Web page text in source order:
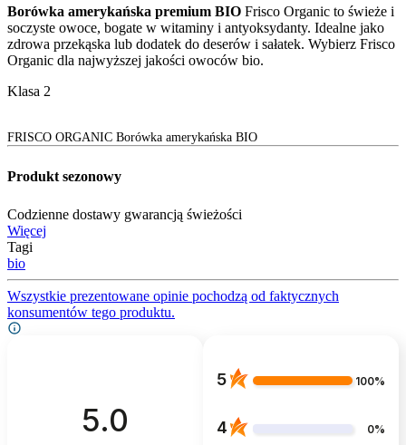
Borówka amerykańska premium BIO Frisco Organic to świeże i
soczyste owoce, bogate w witaminy i antyoksydanty. Idealne jako
zdrowa przekąska lub dodatek do deserów i sałatek. Wybierz Frisco
Organic dla najwyższej jakości owoców bio.
Klasa 2
FRISCO ORGANIC Borówka amerykańska BIO
Produkt sezonowy
Codzienne dostawy gwarancją świeżości
Więcej
Tagi
bio
Wszystkie prezentowane opinie pochodzą od faktycznych
konsumentów tego produktu.
5.0
5 100%
4 0%